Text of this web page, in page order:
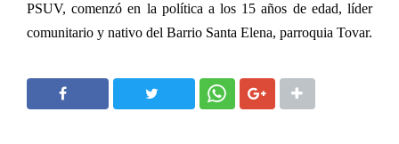
PSUV, comenzó en la política a los 15 años de edad, líder
comunitario y nativo del Barrio Santa Elena, parroquia Tovar.